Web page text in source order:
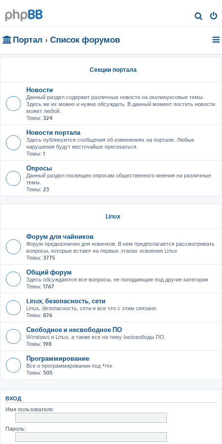
о
Портал Список форумов
Секции портала
Новости
Данный раздел содержит различные новости на околинуксовые темы.
Здесь же их можно и нужно обсуждать. В данный момент постить новости
может любой.
Темы: 324
Новости портала
Здесь публикуются сообщения об изменениях на портале. Любые
нарушения будут жесточайше пресекаться.
Темы: 1
Опросы
Данный раздел посвящен опросам общественного мнения на различные
темы.
Темы: 23
Linux
Форум для чайников
Форум предназначен для новичков. В нем предполагается рассматривать
вопросы, которые встают на первых этапах освоения Linux
Темы: 3775
Общий форум
Здесь обсуждаются все вопросы, не попадающие под другие категории
Темы: 1767
Linux, безопасность, сети
Linux, безопасность, сети и все что с этим связано
Темы: 876
Свободное и несвободное ПО
Windows и Linux, а также все на тему (не)свободы ПО.
Темы: 198
Программирование
Все о программировании под *nix
Темы: 505
ВХОД
Имя пользователя:
Пароль: